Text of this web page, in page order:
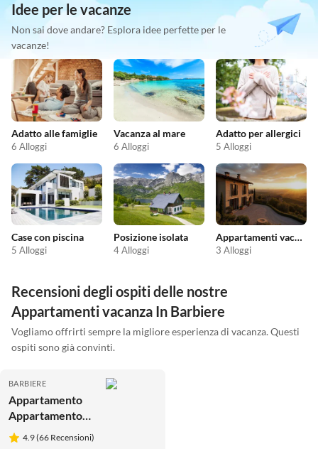
Idee per le vacanze
Non sai dove andare? Esplora idee perfette per le
vacanze!
Adatto alle famiglie
6 Alloggi
Vacanza al mare
6 Alloggi
Adatto per allergici
5 Alloggi
Case con piscina
5 Alloggi
Posizione isolata
4 Alloggi
Appartamenti vacanze economici
3 Alloggi
Recensioni degli ospiti delle nostre
Appartamenti vacanza In Barbiere
Vogliamo offrirti sempre la migliore esperienza di vacanza. Questi
ospiti sono già convinti.
BARBIERE
Appartamento
Appartamento
Don Genaro "M"
4.9 (66 Recensioni)